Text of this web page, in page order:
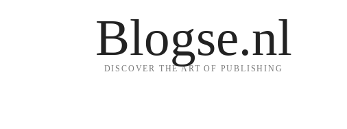
Blogse.nl
DISCOVER THE ART OF PUBLISHING